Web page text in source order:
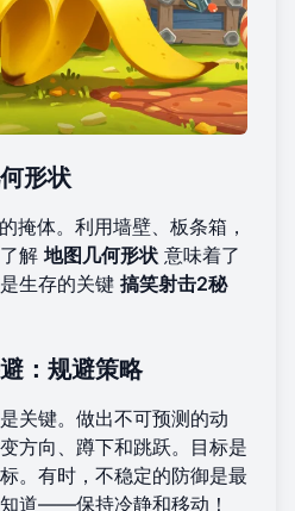
形状
掩体。利用墙壁、板条箱，
解 地图几何形状 意味着了
生存的关键 搞笑射击2秘
：规避策略
关键。做出不可预测的动
方向、蹲下和跳跃。目标是
。有时，不稳定的防御是最
道——保持冷静和移动！